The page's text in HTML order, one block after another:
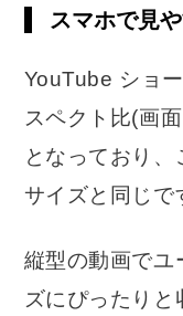
スマホで見
YouTube ショ
スペクト比(画
となっており
サイズと同じで
縦型の動画でユ
ズにぴったり